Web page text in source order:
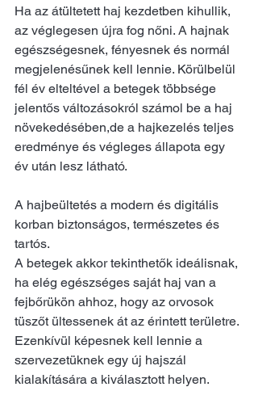
Ha az átültetett haj kezdetben kihullik,
az véglegesen újra fog nőni. A hajnak
egészségesnek, fényesnek és normál
megjelenésűnek kell lennie. Körülbelül
fél év elteltével a betegek többsége
jelentős változásokról számol be a haj
növekedésében,de a hajkezelés teljes
eredménye és végleges állapota egy
év után lesz látható.
A hajbeültetés a modern és digitális
korban biztonságos, természetes és
tartós.
A betegek akkor tekinthetők ideálisnak,
ha elég egészséges saját haj van a
fejbőrükön ahhoz, hogy az orvosok
tüszőt ültessenek át az érintett területre.
Ezenkívül képesnek kell lennie a
szervezetüknek egy új hajszál
kialakítására a kiválasztott helyen.